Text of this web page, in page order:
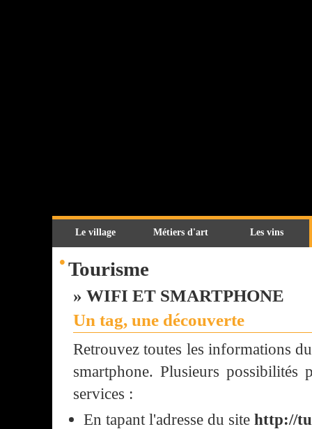
Le village Métiers d'art Les vins
•Tourisme
» WIFI ET SMARTPHONE
Un tag, une découverte
Retrouvez toutes les informations
smartphone. Plusieurs possibilités
services :
En tapant l'adresse du site http://